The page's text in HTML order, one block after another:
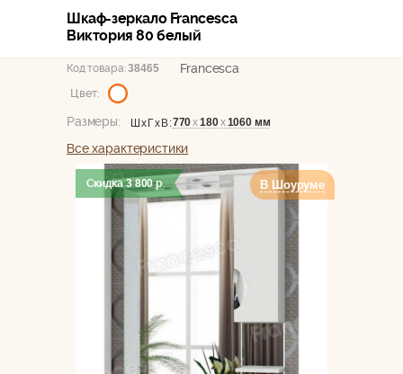
Шкаф-зеркало Francesca
Виктория 80 белый
Код товара: 38465 Francesca
Цвет:
Размеры: ШхГхВ:770х180х1060 мм
Все характеристики
Скидка3 800р. В Шоуруме